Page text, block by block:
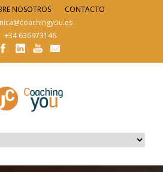
NOSOTROS
CONTACTO
+34 636973146